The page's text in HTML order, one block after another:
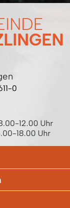
0
12.00 Uhr
18.00 Uhr